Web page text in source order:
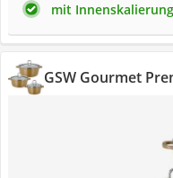
mit Innenskalierung
GSW Gourmet